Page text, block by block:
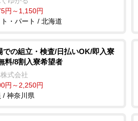
円～1,150円
・パート / 北海道
での組立・検査/日払いOK/即入寮
料/8割入寮希望者
式会社
円～2,250円
/ 神奈川県